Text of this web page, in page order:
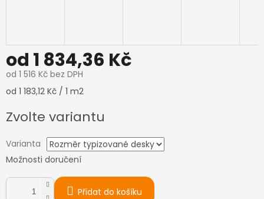
od 1 834,36 Kč
od 1 516 Kč bez DPH
Měrná
od 1 183,12 Kč / 1 m2
Zvolte variantu
Varianta
Možnosti doručení
Přidat do košíku